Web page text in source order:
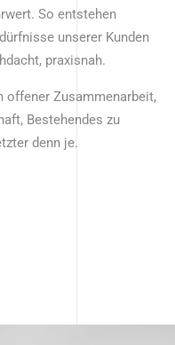
So entstehen
unserer Kunden
praxisnah.
offener Zusammenarbeit,
Bestehendes zu
denn je.